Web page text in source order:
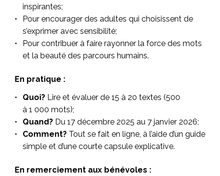
inspirantes;
Pour encourager des adultes qui choisissent de
s’exprimer avec sensibilité;
Pour contribuer à faire rayonner la force des mots
et la beauté des parcours humains.
En pratique :
Quoi? Lire et évaluer de 15 à 20 textes (500
à 1 000 mots);
Quand? Du 17 décembre 2025 au 7 janvier 2026;
Comment? Tout se fait en ligne, à l’aide d’un guide
simple et d’une courte capsule explicative.
En remerciement aux bénévoles :